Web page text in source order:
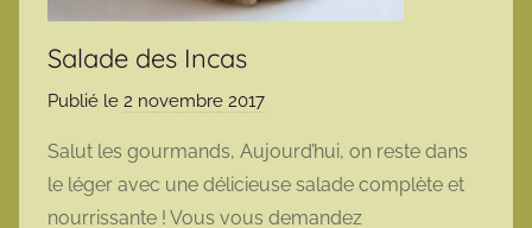
Salade des Incas
Publié le 2 novembre 2017
r
m
Salut les gourmands, Aujourd’hui, on reste dans
le léger avec une délicieuse salade complète et
nourrissante ! Vous vous demandez